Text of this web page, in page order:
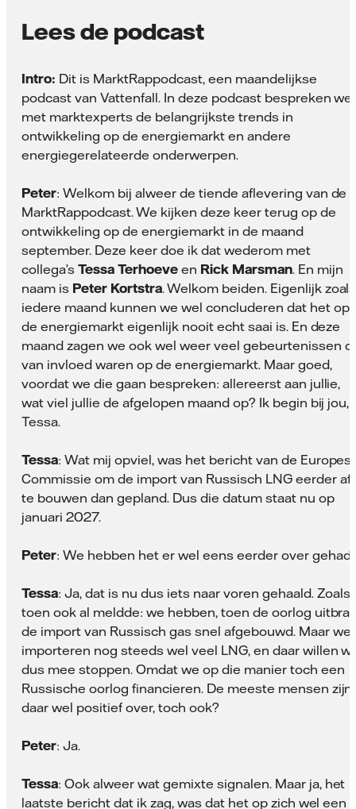
Lees de podcast
Intro: Dit is MarktRappodcast, een maandelijkse
podcast van Vattenfall. In deze podcast bespreken we
met marktexperts de belangrijkste trends in
ontwikkeling op de energiemarkt en andere
energiegerelateerde onderwerpen.
Peter: Welkom bij alweer de tiende aflevering van de
MarktRappodcast. We kijken deze keer terug op de
ontwikkeling op de energiemarkt in de maand
september. Deze keer doe ik dat wederom met
collega’s Tessa Terhoeveen Rick Marsman. En mijn
naam is Peter Kortstra. Welkom beiden. Eigenlijk zoals
iedere maand kunnen we wel concluderen dat het op
de energiemarkt eigenlijk nooit echt saai is. En deze
maand zagen we ook wel weer veel gebeurtenissen
van invloed waren op de energiemarkt. Maar goed,
voordat we die gaan bespreken: allereerst aan jullie,
wat viel jullie de afgelopen maand op? Ik begin bij jou,
Tessa.
Tessa: Wat mij opviel, was het bericht van de
Commissie om de import van Russisch LNG eerder af
te bouwen dan gepland. Dus die datum staat nu op
januari 2027.
Peter: We hebben het er wel eens eerder over gehad.
Tessa: Ja, dat is nu dus iets naar voren gehaald. Zoals
toen ook al meldde: we hebben, toen de oorlog
de import van Russisch gas snel afgebouwd. Maar we
importeren nog steeds wel veel LNG, en daar willen
dus mee stoppen. Omdat we op die manier toch een
Russische oorlog financieren. De meeste mensen zijn
daar wel positief over, toch ook?
Peter: Ja.
Tessa: Ook alweer wat gemixte signalen. Maar ja, het
laatste bericht dat ik zag, was dat het op zich wel een